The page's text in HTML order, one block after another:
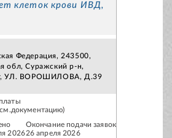
клеток крови ИВД,
Федерация, 243500,
обл, Суражский р-н,
УЛ. ВОРОШИЛОВА, Д.39
2026
Окончание подачи заявок
26 апреля 2026